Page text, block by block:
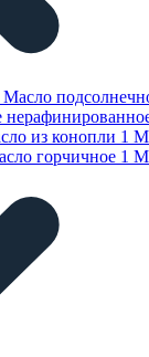
Масло
из конопли 1
горчичное 1